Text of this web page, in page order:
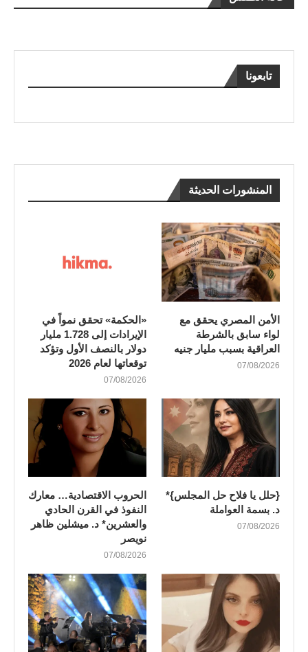
تابعونا
المنشورات الحديثة
الأمن المصري يحقق مع
لواء سابق بالشرطة
العراقية بسبب مليار جنيه
07/08/2026
«الحكمة» تحقق نمواً في
الإيرادات إلى 1.728 مليار
دولار بالنصف الأول وتؤكد
توقعاتها لعام 2026
07/08/2026
{حلل يا فلاح حل المجلس}*
د. بسمة العواملة
07/08/2026
الحروب الاقتصادية… معارك
النفوذ في القرن الحادي
والعشرين* د. ميشلين ظاهر
نويصر
07/08/2026